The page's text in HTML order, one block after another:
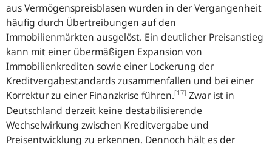
aus Vermögenspreisblasen wurden in der Vergangenheit
häufig durch Übertreibungen auf den
Immobilienmärkten ausgelöst. Ein deutlicher Preisanstieg
kann mit einer übermäßigen Expansion von
Immobilienkrediten sowie einer Lockerung der
Kreditvergabestandards zusammenfallen und bei einer
Korrektur zu einer Finanzkrise führen.[17] Zwar ist in
Deutschland derzeit keine destabilisierende
Wechselwirkung zwischen Kreditvergabe und
Preisentwicklung zu erkennen. Dennoch hält es der